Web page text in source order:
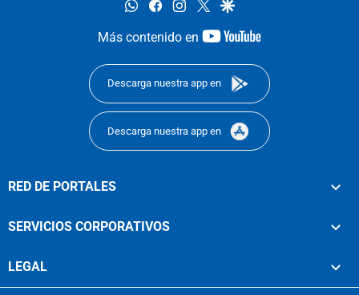
whatsappfacebookinstagram
twittergoogle
Más contenido en
youtube-
Descarga nuestra app en
Descarga nuestra app en
RED DE PORTALES
SERVICIOS CORPORATIVOS
LEGAL